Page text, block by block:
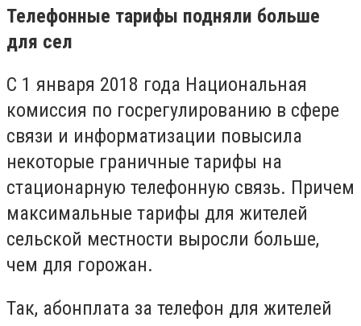
Телефонные тарифы подняли больше
для сел
С 1 января 2018 года Национальная
комиссия по госрегулированию в сфере
связи и информатизации повысила
некоторые граничные тарифы на
стационарную телефонную связь. Причем
максимальные тарифы для жителей
сельской местности выросли больше,
чем для горожан.
Так, абонплата за телефон для жителей